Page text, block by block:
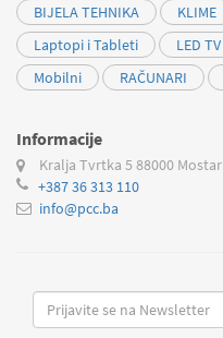
BIJELA TEHNIKA
KLIME
Laptopi i Tableti
LED TV
Mobilni
RAČUNARI
Informacije
Kralja Tvrtka 5 88000 Mostar
+387 36 313 110
info@pcc.ba